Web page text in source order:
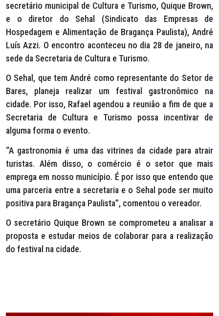
secretário municipal de Cultura e Turismo, Quique Brown,
e o diretor do Sehal (Sindicato das Empresas de
Hospedagem e Alimentação de Bragança Paulista), André
Luís Azzi. O encontro aconteceu no dia 28 de janeiro, na
sede da Secretaria de Cultura e Turismo.
O Sehal, que tem André como representante do Setor de
Bares, planeja realizar um festival gastronômico na
cidade. Por isso, Rafael agendou a reunião a fim de que a
Secretaria de Cultura e Turismo possa incentivar de
alguma forma o evento.
“A gastronomia é uma das vitrines da cidade para atrair
turistas. Além disso, o comércio é o setor que mais
emprega em nosso município. É por isso que entendo que
uma parceria entre a secretaria e o Sehal pode ser muito
positiva para Bragança Paulista”, comentou o vereador.
O secretário Quique Brown se comprometeu a analisar a
proposta e estudar meios de colaborar para a realização
do festival na cidade.